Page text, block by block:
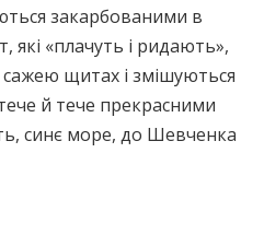
закарбованими в
які «плачуть і ридають»,
сажею щитах і змішуються
й тече прекрасними
синє море, до Шевченка